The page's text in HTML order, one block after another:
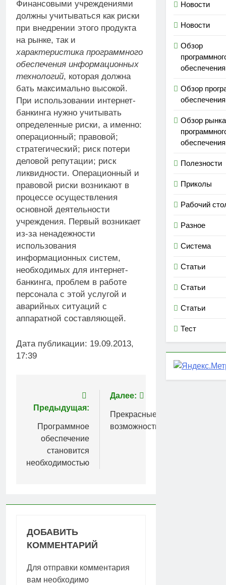
Финансовыми учреждениями
должны учитываться как риски
при внедрении этого продукта
на рынке, так и
характеристика программного
обеспечения информационных
технологий, которая должна
бать максимально высокой.
При использовании интернет-
банкинга нужно учитывать
определенные риски, а именно:
операционный; правовой;
стратегический; риск потери
деловой репутации; риск
ликвидности. Операционный и
правовой риски возникают в
процессе осуществления
основной деятельности
учреждения. Первый возникает
из-за ненадежности
использования
информационных систем,
необходимых для интернет-
банкинга, проблем в работе
персонала с этой услугой и
аварийных ситуаций с
аппаратной составляющей.
Дата публикации: 19.09.2013,
17:39
Навигация
по
записям
Предыдущая:
Программное
обеспечение
становится
необходимостью
Далее:
Прекрасные
возможности
ДОБАВИТЬ
КОММЕНТАРИЙ
Для отправки комментария
вам необходимо
Новости
Новости
Обзор
обеспечения
Обзор
обеспечения
Обзор рынка
обеспечения
Полезности
Приколы
Рабочий
Разное
Система
Статьи
Статьи
Статьи
Тест